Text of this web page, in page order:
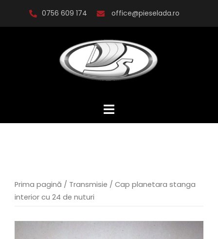
0756 609 174 office@pieselada.ro
Prima pagină / Transmisie / Cap planetara stanga
interior cu 24 de nuturi